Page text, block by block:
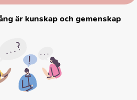
är kunskap och gemenskap